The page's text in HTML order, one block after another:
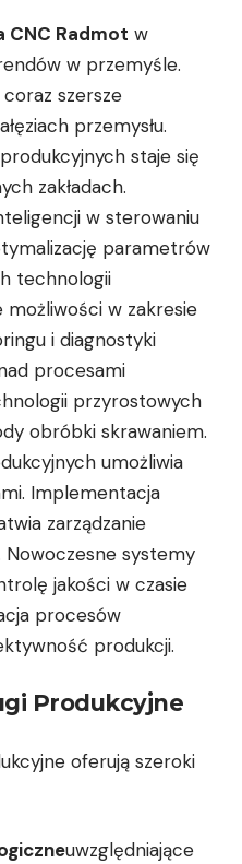
CNC Radmot w
w przemyśle.
coraz szersze
przemysłu.
staje się
zakładach.
w sterowaniu
parametrów
technologii
w zakresie
i diagnostyki
procesami
przyrostowych
obróbki skrawaniem.
umożliwia
Implementacja
zarządzanie
systemy
jakości w czasie
procesów
produkcji.
Produkcyjne
oferują szeroki
uwzględniające